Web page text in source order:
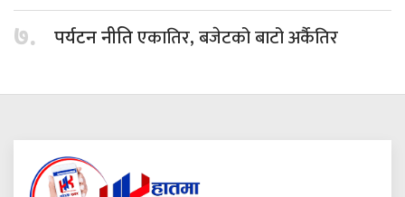
७. पर्यटन नीतिएकातिर, बजेटको बाटो अर्कैतिर